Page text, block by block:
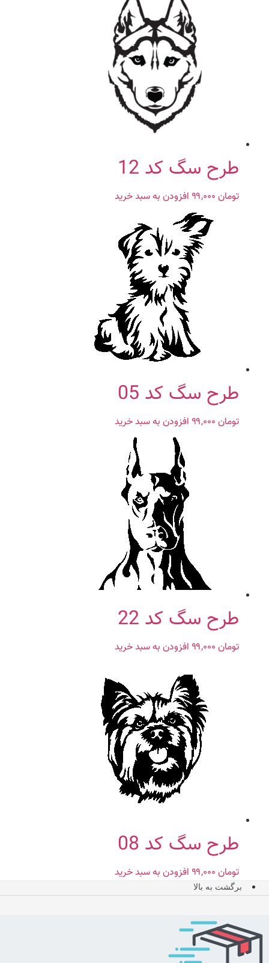
طرح سگ کد 12
تومان افزودن به سبد خرید
طرح سگ کد 05
تومان افزودن به سبد خرید
طرح سگ کد 22
تومان افزودن به سبد خرید
طرح سگ کد 08
تومان افزودن به سبد خرید
برگشت به بالا